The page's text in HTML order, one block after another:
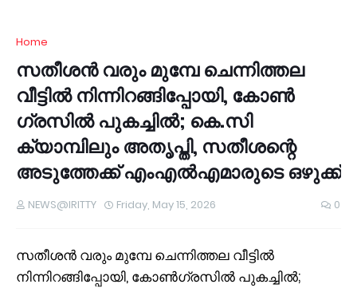
Home
സതീശന്‍ വരും മുമ്പേ ചെന്നിത്തല
വീട്ടില്‍ നിന്നിറങ്ങിപ്പോയി, കോൺ​
ഗ്രസില്‍ പുകച്ചിൽ; കെ.സി
ക്യാമ്പിലും അതൃപ്തി, സതീശന്റെ
അടുത്തേക്ക് എംഎൽഎമാരുടെ ഒഴുക്ക്
NEWS@IRITTY Friday, May 15, 2026 0
സതീശന്‍ വരും മുമ്പേ ചെന്നിത്തല വീട്ടില്‍
നിന്നിറങ്ങിപ്പോയി, കോൺ​ഗ്രസില്‍ പുകച്ചിൽ;